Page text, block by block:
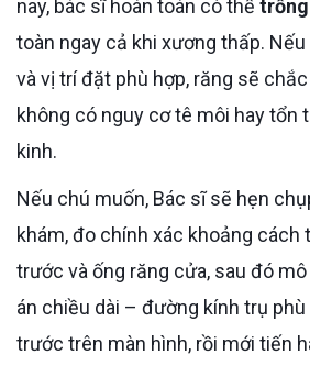
nay, bác sĩ hoàn toàn có thể
toàn ngay cả khi xương thấp.
và vị trí đặt phù hợp, răng sẽ
không có nguy cơ tê môi hay tổn
kinh.
Nếu chú muốn, Bác sĩ sẽ hẹn chụp CBCT tại phòng
khám, đo chính xác khoảng cách
trước và ống răng cửa, sau đó
án chiều dài – đường kính trụ
trước trên màn hình, rồi mới tiến